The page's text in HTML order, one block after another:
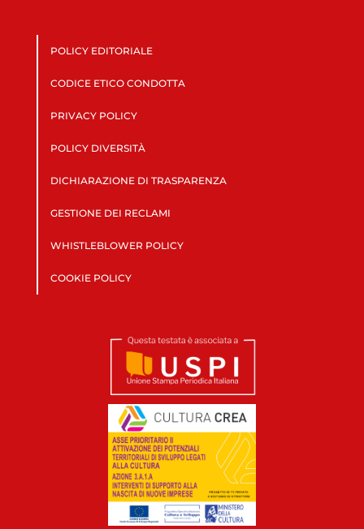
POLICY EDITORIALE
CODICE ETICO CONDOTTA
PRIVACY POLICY
POLICY DIVERSITÀ
DICHIARAZIONE DI TRASPARENZA
GESTIONE DEI RECLAMI
WHISTLEBLOWER POLICY
COOKIE POLICY